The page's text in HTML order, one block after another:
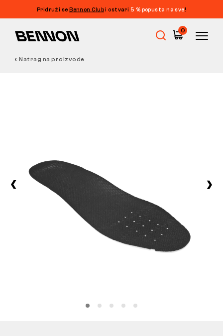
Pridruži seBennon Clubi ostvari 5 % popusta na sve!
0
Outdoor
Obuća za slobodno vrijeme
Natrag na proizvode